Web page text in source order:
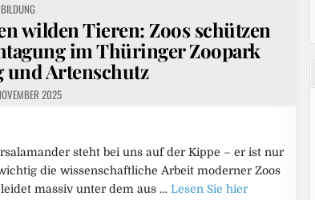
wilden Tieren: Zoos schützen
im Thüringer Zoopark
und Artenschutz
2025
steht bei uns auf der Kippe – er ist nur
die wissenschaftliche Arbeit moderner Zoos
massiv unter dem aus … Lesen Sie hier